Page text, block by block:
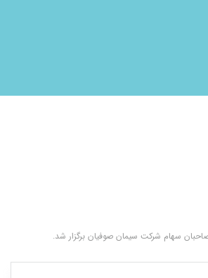
سهام شرکت سیمان صوفیان برگزار شد.